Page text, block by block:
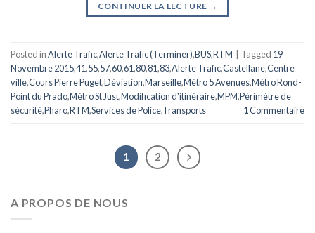
CONTINUER LA LECTURE →
Posted inAlerte Trafic,Alerte Trafic (Terminer),BUS,RTM Tagged 19
Novembre 2015,41,55,57,60,61,80,81,83,Alerte Trafic,Castellane,Centre
ville,Cours Pierre Puget,Déviation,Marseille,Métro 5 Avenues,Métro Rond-
Point du Prado,Métro St Just,Modification d'itinéraire,MPM,Périmètre de
sécurité,Pharo,RTM,Services de Police,Transports 1Commentaire
1 2
A PROPOS DE NOUS